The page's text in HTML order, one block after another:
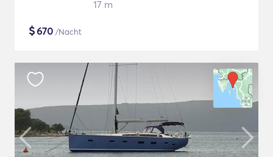
17 m
$670 /Nacht